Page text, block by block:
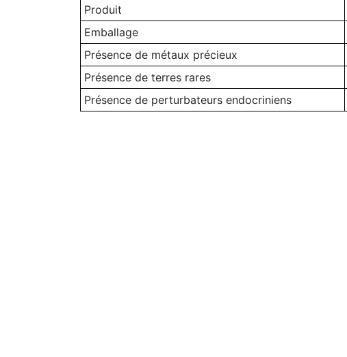
Produit
Emballage
Présence de métaux précieux
Présence de terres rares
Présence de perturbateurs endocriniens